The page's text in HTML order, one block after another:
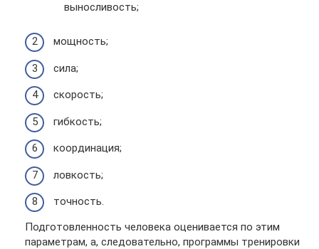
выносливость;
мощность;
сила;
скорость;
гибкость;
координация;
ловкость;
точность.
Подготовленность человека оценивается по этим
параметрам, а, следовательно, программы тренировки